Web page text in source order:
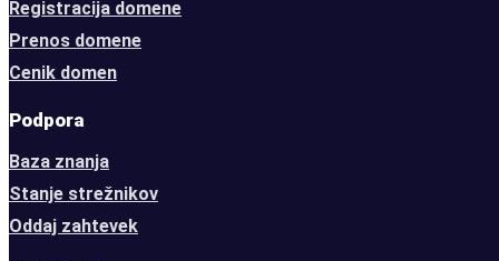
Registracija domene
Prenos domene
Cenik domen
Podpora
Baza znanja
Stanje strežnikov
Oddaj zahtevek